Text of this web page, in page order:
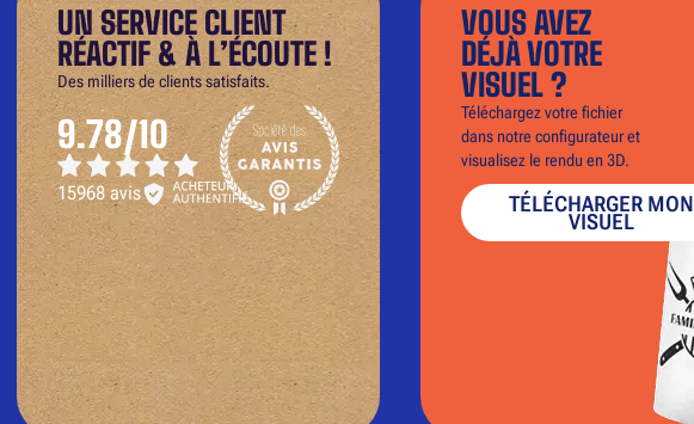
UN SERVICE CLIENT
RÉACTIF & À L’ÉCOUTE !
Des milliers de clients satisfaits.
9.78/10
15968 avis
VOUS AVEZ
DÉJÀ VOTRE
VISUEL ?
Téléchargez votre fichier
dans notre configurateur et
visualisez le rendu en 3D.
TÉLÉCHARGER MON
VISUEL